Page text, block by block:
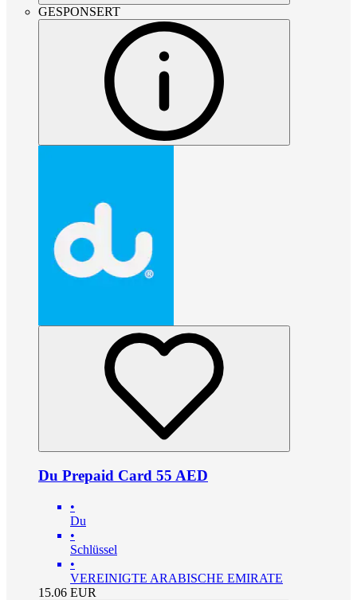
GESPONSERT
Du Prepaid Card 55 AED
•
Du
•
Schlüssel
•
VEREINIGTE ARABISCHE EMIRATE
15.06 EUR